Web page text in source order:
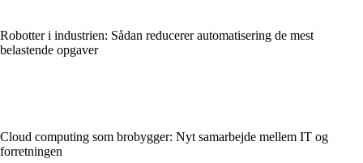
Robotter i industrien: Sådan reducerer automatisering de mest
belastende opgaver
Cloud computing som brobygger: Nyt samarbejde mellem IT og
forretningen